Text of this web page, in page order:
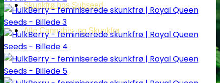
Skunkfrø hos Subseed
Alle Cannabis -og Skunkfrø